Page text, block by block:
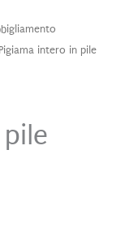
intero in pile